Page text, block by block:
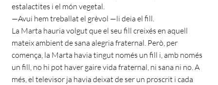
estalactites i el món vegetal.
—Avui hem treballat el grèvol —li deia el fill.
La Marta hauria volgut que el seu fill creixés en aquell
mateix ambient de sana alegria fraternal. Però, per
comença, la Marta havia tingut només un fill i, amb només
un fill, no hi pot haver gaire vida fraternal, ni sana ni no. A
més, el televisor ja havia deixat de ser un proscrit i cada